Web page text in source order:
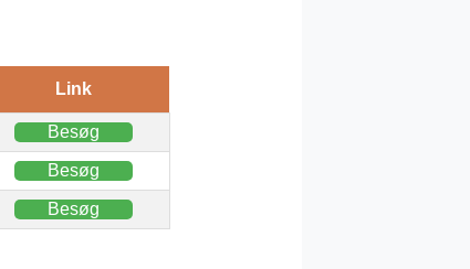
Link
Besøg
Besøg
Besøg